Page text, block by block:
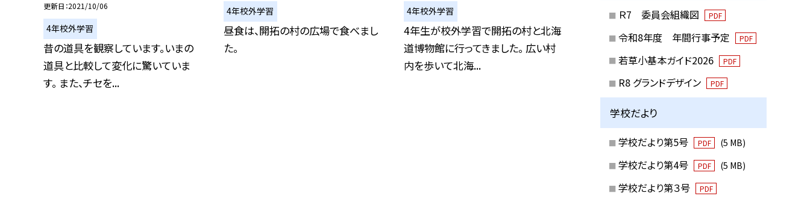
更新日 2021/10/06
4年校外学習
昔の道具を観察しています。いまの
道具と比較して変化に驚いていま
す。 また、チセを...
4年校外学習
昼食は、開拓の村の広場で食べまし
た。
4年校外学習
4年生が校外学習で開拓の村と北海
道博物館に行ってきました。 広い村
内を歩いて北海...
Ｒ7 委員会組織図 PDF
令和8年度 年間行事予定 PDF
若草小基本ガイド2026 PDF
R8 グランドデザイン PDF
学校だより
学校だより第5号 PDF (5 MB)
学校だより第4号 PDF (5 MB)
学校だより第３号 PDF